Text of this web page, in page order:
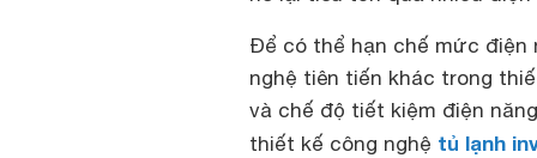
Để có thể hạn chế mức điện
nghệ tiên tiến khác trong
và chế độ tiết kiệm điện
thiết kế công nghệ tủ lạnh